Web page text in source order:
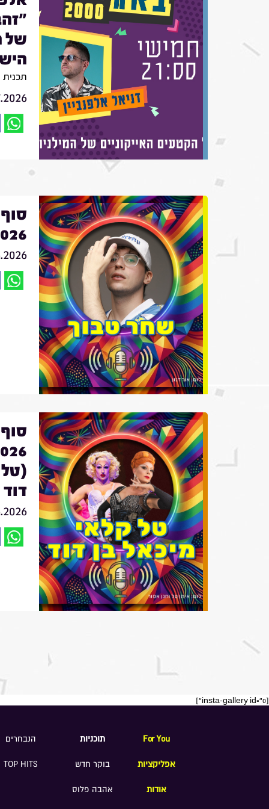
של
תכנית
2026 -
דוד
[insta-gallery id="0"]
For You
אפליקציות
אודות
תוכניות
בוקר חדש
אהבה פלוס
הנבחרים
TOP HITS